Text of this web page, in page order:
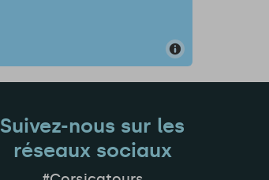
Suivez-nous sur les
réseaux sociaux